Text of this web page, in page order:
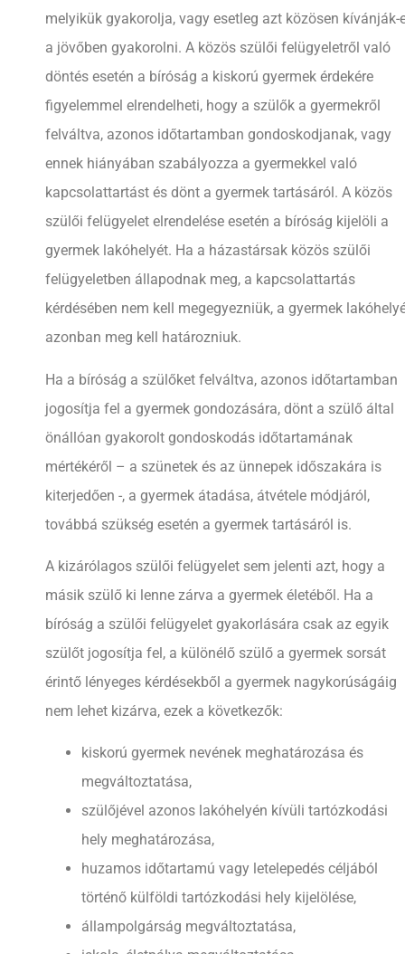
melyikük gyakorolja, vagy esetleg azt közösen kívánják-
a jövőben gyakorolni. A közös szülői felügyeletről való
döntés esetén a bíróság a kiskorú gyermek érdekére
figyelemmel elrendelheti, hogy a szülők a gyermekről
felváltva, azonos időtartamban gondoskodjanak, vagy
ennek hiányában szabályozza a gyermekkel való
kapcsolattartást és dönt a gyermek tartásáról. A közös
szülői felügyelet elrendelése esetén a bíróság kijelöli a
gyermek lakóhelyét. Ha a házastársak közös szülői
felügyeletben állapodnak meg, a kapcsolattartás
kérdésében nem kell megegyezniük, a gyermek
azonban meg kell határozniuk.
Ha a bíróság a szülőket felváltva, azonos időtartamban
jogosítja fel a gyermek gondozására, dönt a szülő által
önállóan gyakorolt gondoskodás időtartamának
mértékéről – a szünetek és az ünnepek időszakára is
kiterjedően -, a gyermek átadása, átvétele módjáról,
továbbá szükség esetén a gyermek tartásáról is.
A kizárólagos szülői felügyelet sem jelenti azt, hogy a
másik szülő ki lenne zárva a gyermek életéből. Ha a
bíróság a szülői felügyelet gyakorlására csak az egyik
szülőt jogosítja fel, a különélő szülő a gyermek sorsát
érintő lényeges kérdésekből a gyermek nagykorúságáig
nem lehet kizárva, ezek a következők:
kiskorú gyermek nevének meghatározása és
megváltoztatása,
szülőjével azonos lakóhelyén kívüli tartózkodási
hely meghatározása,
huzamos időtartamú vagy letelepedés céljából
történő külföldi tartózkodási hely kijelölése,
állampolgárság megváltoztatása,